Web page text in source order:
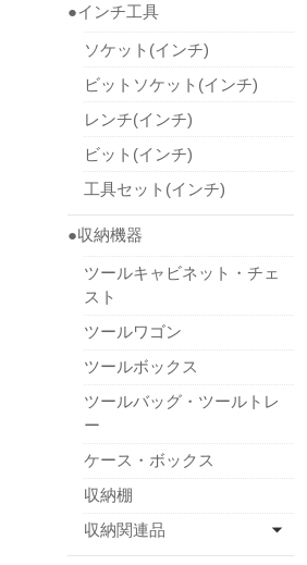
●インチ工具
ソケット(インチ)
ビットソケット(インチ)
レンチ(インチ)
ビット(インチ)
工具セット(インチ)
●収納機器
ツールキャビネット・チェ
スト
ツールワゴン
ツールボックス
ツールバッグ・ツールトレ
ー
ケース・ボックス
収納棚
収納関連品